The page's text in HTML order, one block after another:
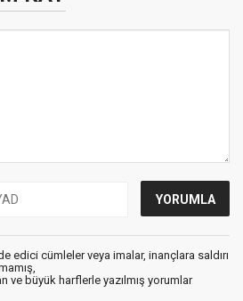
edici cümleler veya imalar, inançlara saldırı
ve büyük harflerle yazılmış yorumlar